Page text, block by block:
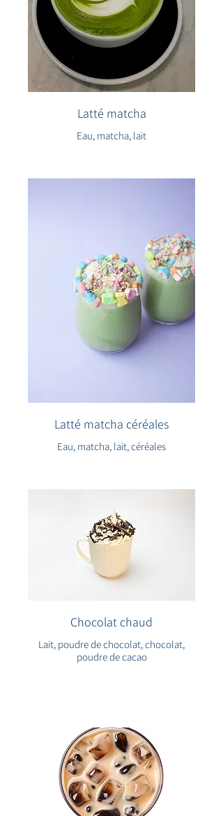
Latté matcha
Eau, matcha, lait
Latté matcha céréales
Eau, matcha, lait, céréales
Chocolat chaud
Lait, poudre de chocolat, chocolat,
poudre de cacao